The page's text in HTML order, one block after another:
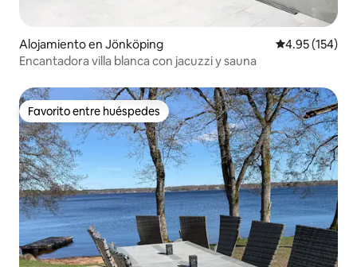
Alojamiento en Jönköping Calificación
4.95 (154)
Encantadora villa blanca con jacuzzi y sauna
Favorito entre huéspedes
Favorito entre huéspedes